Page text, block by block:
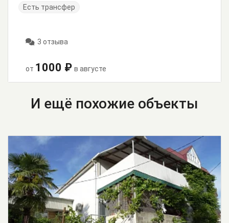
Есть трансфер
3 отзыва
от 1000 ₽ в августе
И ещё похожие объекты